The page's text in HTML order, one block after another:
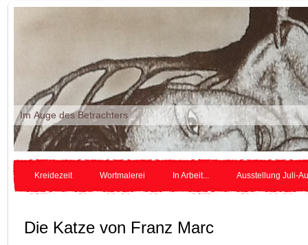
Im Auge des
Kreidezeit Wortmalerei In Arbeit... Ausstellung Juli-
Die Katze von Franz Marc